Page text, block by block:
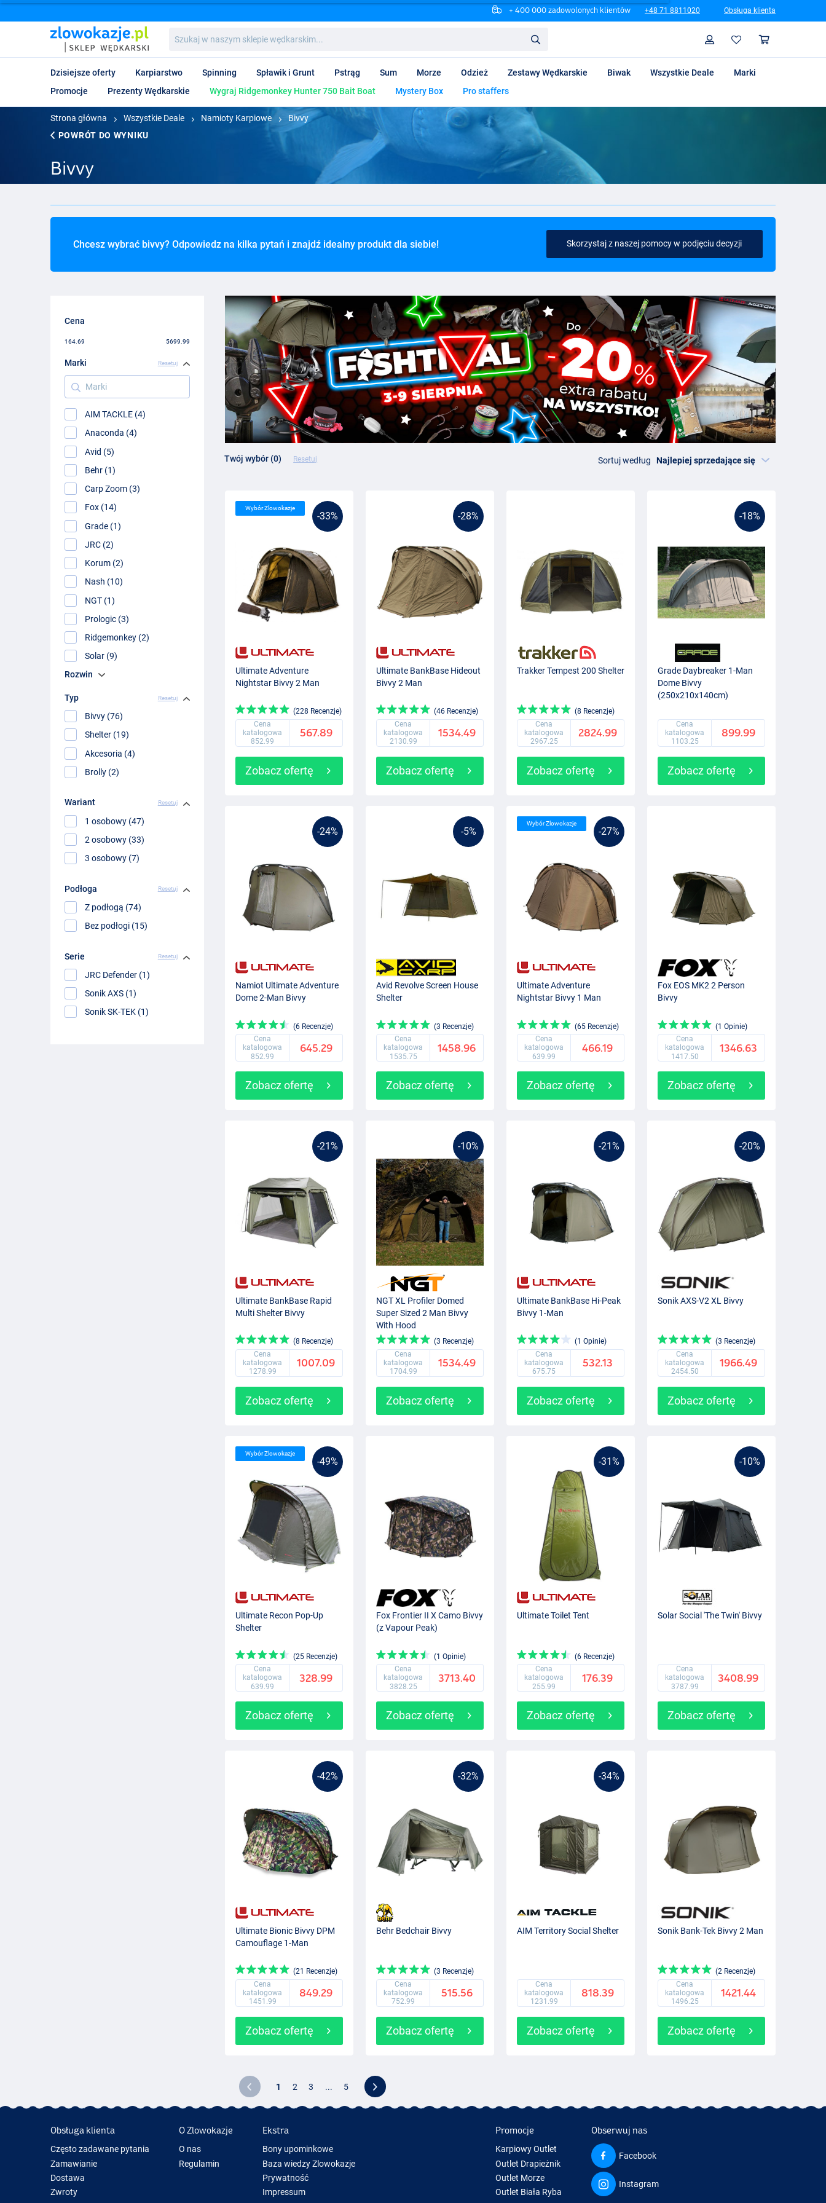
+ 400 000 zadowolonych klientów +48 71 8811020 Obsługa klienta
w
naszym
wędkarskim...
Profil
Dzisiejsze oferty Karpiarstwo Spinning Spławik i Grunt Pstrąg Sum Morze Odzież Zestawy Wędkarskie Biwak Wszystkie Deale
Marki
Promocje
Prezenty Wędkarskie Wygraj Ridgemonkey Hunter 750 Bait Boat Mystery Box Pro staffers
Strona główna Wszystkie Deale Namioty Karpiowe
Bivvy
POWRÓT DO WYNIKU
Bivvy
Chcesz wybrać bivvy? Odpowiedz na kilka pytań i znajdź idealny produkt dla siebie! Skorzystaj z naszej pomocy w podjęciu decyzji
Cena
164.69 5699.99
Marki Resetuj
Marki
AIM TACKLE (4)
Anaconda (4)
Avid (5)
Behr (1)
Carp Zoom (3)
Fox (14)
Grade (1)
JRC (2)
Korum (2)
Nash (10)
NGT (1)
Prologic (3)
Ridgemonkey (2)
Solar (9)
Rozwin
Typ Resetuj
Bivvy (76)
Shelter (19)
Akcesoria (4)
Brolly (2)
Wariant Resetuj
1 osobowy (47)
2 osobowy (33)
3 osobowy (7)
Podłoga Resetuj
Z podłogą (74)
Bez podłogi (15)
Serie Resetuj
JRC Defender (1)
Sonik AXS (1)
Sonik SK-TEK (1)
Twój wybór (0) Resetuj Sortuj według
-33%
Wybór Zlowokazje
Ultimate Adventure
Nightstar Bivvy 2 Man
(228 Recenzje)
Cena
katalogowa
852.99
567.89
Zobacz ofertę
-28%
Ultimate BankBase Hideout
Bivvy 2 Man
(46 Recenzje)
Cena
katalogowa
2130.99
1534.49
Zobacz ofertę
Trakker Tempest 200 Shelter
(8 Recenzje)
Cena
katalogowa
2967.25
2824.99
Zobacz ofertę
-18%
Grade Daybreaker 1-Man
Dome Bivvy
(250x210x140cm)
Cena
katalogowa
1103.25
899.99
Zobacz ofertę
-24%
Namiot Ultimate Adventure
Dome 2-Man Bivvy
(6 Recenzje)
Cena
katalogowa
852.99
645.29
Zobacz ofertę
-5%
Avid Revolve Screen House
Shelter
(3 Recenzje)
Cena
katalogowa
1535.75
1458.96
Zobacz ofertę
-27%
Wybór Zlowokazje
Ultimate Adventure
Nightstar Bivvy 1 Man
(65 Recenzje)
Cena
katalogowa
639.99
466.19
Zobacz ofertę
Fox EOS MK2 2 Person
Bivvy
(1 Opinie)
Cena
katalogowa
1417.50
1346.63
Zobacz ofertę
-21%
Ultimate BankBase Rapid
Multi Shelter Bivvy
(8 Recenzje)
Cena
katalogowa
1278.99
1007.09
Zobacz ofertę
-10%
NGT XL Profiler Domed
Super Sized 2 Man Bivvy
With Hood
(3 Recenzje)
Cena
katalogowa
1704.99
1534.49
Zobacz ofertę
-21%
Ultimate BankBase Hi-Peak
Bivvy 1-Man
(1 Opinie)
Cena
katalogowa
675.75
532.13
Zobacz ofertę
-20%
Sonik AXS-V2 XL Bivvy
(3 Recenzje)
Cena
katalogowa
2454.50
1966.49
Zobacz ofertę
-49%
Wybór Zlowokazje
Ultimate Recon Pop-Up
Shelter
(25 Recenzje)
Cena
katalogowa
639.99
328.99
Zobacz ofertę
Fox Frontier II X Camo Bivvy
(z Vapour Peak)
(1 Opinie)
Cena
katalogowa
3828.25
3713.40
Zobacz ofertę
-31%
Ultimate Toilet Tent
(6 Recenzje)
Cena
katalogowa
255.99
176.39
Zobacz ofertę
-10%
Solar Social 'The Twin' Bivvy
Cena
katalogowa
3787.99
3408.99
Zobacz ofertę
-42%
Ultimate Bionic Bivvy DPM
Camouflage 1-Man
(21 Recenzje)
Cena
katalogowa
1451.99
849.29
Zobacz ofertę
-32%
Behr Bedchair Bivvy
(3 Recenzje)
Cena
katalogowa
752.99
515.56
Zobacz ofertę
-34%
AIM Territory Social Shelter
Cena
katalogowa
1231.99
818.39
Zobacz ofertę
Sonik Bank-Tek Bivvy 2 Man
(2 Recenzje)
Cena
katalogowa
1496.25
1421.44
Zobacz ofertę
1 2 3 ... 5
Obsługa klienta
Często zadawane pytania
Zamawianie
Dostawa
Zwroty
O Zlowokazje
O nas
Regulamin
Ekstra
Bony upominkowe
Baza wiedzy Zlowokazje
Prywatność
Impressum
Promocje
Karpiowy Outlet
Outlet Drapieżnik
Outlet Morze
Outlet Biała Ryba
Obserwuj nas
Facebook
Instagram